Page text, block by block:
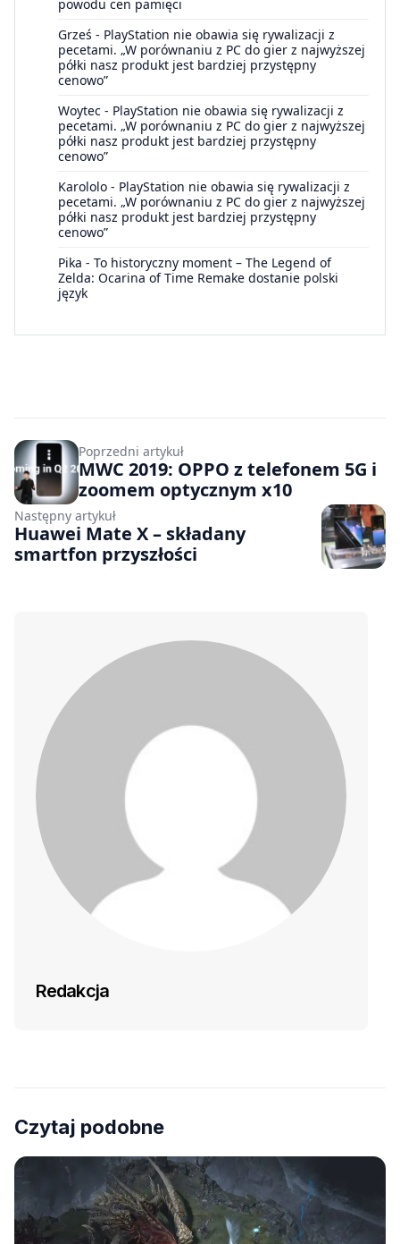
powodu cen pamięci
Grześ - PlayStation nie obawia się rywalizacji z
pecetami. „W porównaniu z PC do gier z najwyższej
półki nasz produkt jest bardziej przystępny
cenowo”
Woytec - PlayStation nie obawia się rywalizacji z
pecetami. „W porównaniu z PC do gier z najwyższej
półki nasz produkt jest bardziej przystępny
cenowo”
Karololo - PlayStation nie obawia się rywalizacji z
pecetami. „W porównaniu z PC do gier z najwyższej
półki nasz produkt jest bardziej przystępny
cenowo”
Pika - To historyczny moment – The Legend of
Zelda: Ocarina of Time Remake dostanie polski
język
Poprzedni artykuł
MWC 2019: OPPO z telefonem 5G i
zoomem optycznym x10
Następny artykuł
Huawei Mate X – składany
smartfon przyszłości
Redakcja
Czytaj podobne